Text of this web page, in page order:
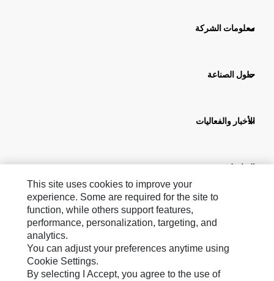
معلومات الشركة
حلول الصناعة
الأخبار والفعاليات
التواصل مع Cat
SA ‧ Arabic
Social Media
This site uses cookies to improve your
experience. Some are required for the site to
function, while others support features,
performance, personalization, targeting, and
analytics.
You can adjust your preferences anytime using
Cookie Settings.
By selecting I Accept, you agree to the use of